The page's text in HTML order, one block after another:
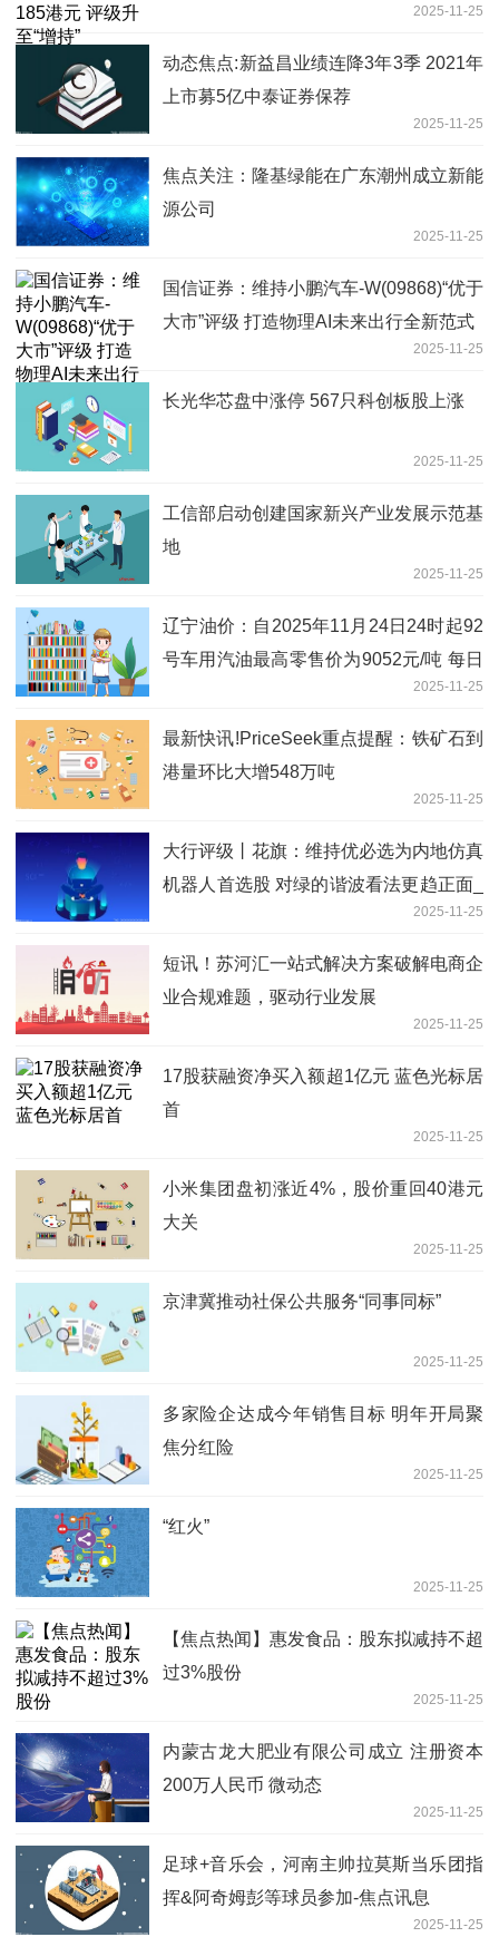
2025-11-25
动态焦点:新益昌业绩连降3年3季 2021年
上市募5亿中泰证券保荐
2025-11-25
焦点关注：隆基绿能在广东潮州成立新能
源公司
2025-11-25
国信证券：维持小鹏汽车-W(09868)“优于
大市”评级 打造物理AI未来出行全新范式
2025-11-25
长光华芯盘中涨停 567只科创板股上涨
2025-11-25
工信部启动创建国家新兴产业发展示范基
地
2025-11-25
辽宁油价：自2025年11月24日24时起92
号车用汽油最高零售价为9052元/吨 每日
2025-11-25
最新快讯!PriceSeek重点提醒：铁矿石到
港量环比大增548万吨
2025-11-25
大行评级丨花旗：维持优必选为内地仿真
机器人首选股 对绿的谐波看法更趋正面_
2025-11-25
短讯！苏河汇一站式解决方案破解电商企
业合规难题，驱动行业发展
2025-11-25
17股获融资净买入额超1亿元 蓝色光标居
首
2025-11-25
小米集团盘初涨近4%，股价重回40港元
大关
2025-11-25
京津冀推动社保公共服务“同事同标”
2025-11-25
多家险企达成今年销售目标 明年开局聚
焦分红险
2025-11-25
“红火”
2025-11-25
【焦点热闻】惠发食品：股东拟减持不超
过3%股份
2025-11-25
内蒙古龙大肥业有限公司成立 注册资本
200万人民币 微动态
2025-11-25
足球+音乐会，河南主帅拉莫斯当乐团指
挥&阿奇姆彭等球员参加-焦点讯息
2025-11-25